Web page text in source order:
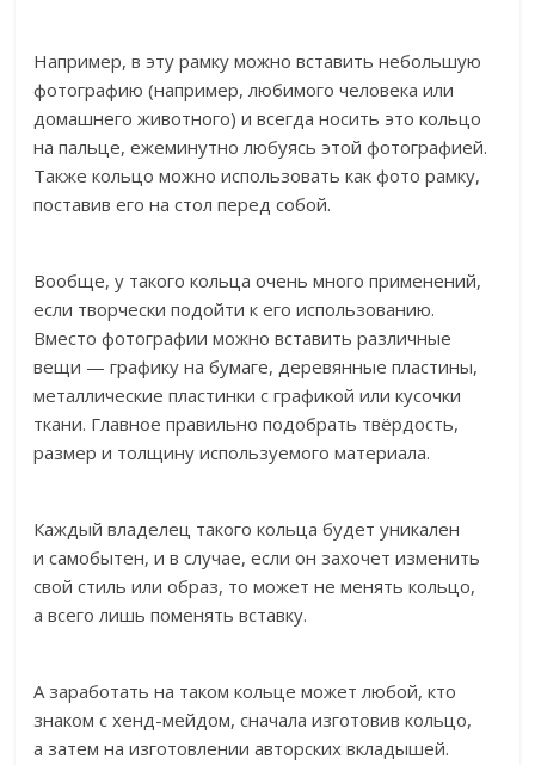
Например, в эту рамку можно вставить небольшую
фотографию (например, любимого человека или
домашнего животного) и всегда носить это кольцо
на пальце, ежеминутно любуясь этой фотографией.
Также кольцо можно использовать как фото рамку,
поставив его на стол перед собой.
Вообще, у такого кольца очень много применений,
если творчески подойти к его использованию.
Вместо фотографии можно вставить различные
вещи — графику на бумаге, деревянные пластины,
металлические пластинки с графикой или кусочки
ткани. Главное правильно подобрать твёрдость,
размер и толщину используемого материала.
Каждый владелец такого кольца будет уникален
и самобытен, и в случае, если он захочет изменить
свой стиль или образ, то может не менять кольцо,
а всего лишь поменять вставку.
А заработать на таком кольце может любой, кто
знаком схенд-мейдом, сначала изготовив кольцо,
а затем на изготовлении авторских вкладышей.